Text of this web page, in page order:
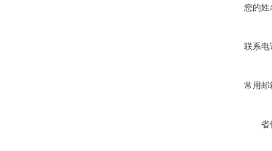
您的姓
联系电
常用邮
省